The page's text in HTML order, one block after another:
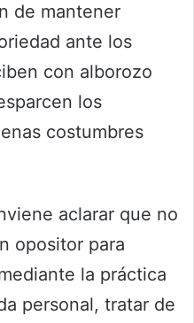
de mantener
ante los
con alborozo
los
costumbres
aclarar que no
opositor para
la práctica
personal, tratar de